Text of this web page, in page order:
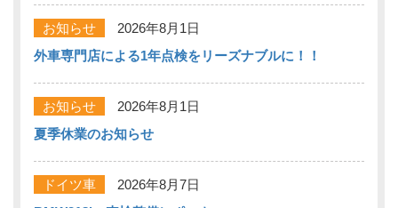
お知らせ
2026年8月1日
外車専門店による1年点検をリーズナブルに！！
お知らせ
2026年8月1日
夏季休業のお知らせ
ドイツ車
2026年8月7日